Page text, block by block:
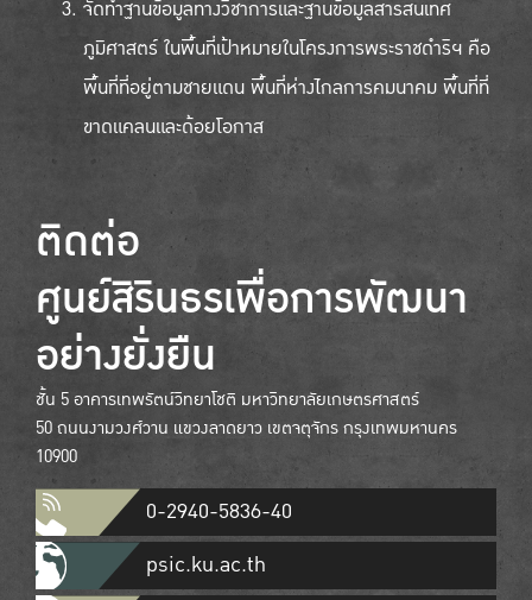
จัดทำฐานข้อมูลทางวิชาการและฐานข้อมูลสารสนเทศ
ภูมิศาสตร์ ในพื้นที่เป้าหมายในโครงการพระราชดำริฯ คือ
พื้นที่ที่อยู่ตามชายแดน พื้นที่ห่างไกลการคมนาคม พื้นที่ที่
ขาดแคลนและด้อยโอกาส
ติดต่อ
ศูนย์สิรินธรเพื่อการพัฒนา
อย่างยั่งยืน
ชั้น 5 อาคารเทพรัตน์วิทยาโชติ มหาวิทยาลัยเกษตรศาสตร์
50 ถนนงามวงศ์วาน แขวงลาดยาว เขตจตุจักร กรุงเทพมหานคร
10900
0-2940-5836-40
psic.ku.ac.th